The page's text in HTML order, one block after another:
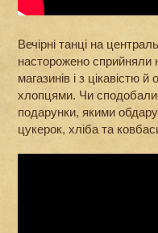
Вечірні танці на
насторожено сприйняли
магазинів і з цікавістю
хлопцями. Чи
подарунки, якими
цукерок, хліба та